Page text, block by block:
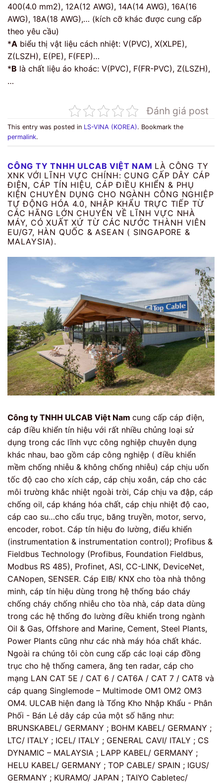
400(4.0 mm2), 12A(12 AWG), 14A(14 AWG), 16A(16
AWG), 18A(18 AWG),… (kích cỡ khác được cung cấp
theo yêu cầu)
*A biểu thị vật liệu cách nhiệt: V(PVC), X(XLPE),
Z(LSZH), E(PE), F(FEP)…
*B là chất liệu áo khoác: V(PVC), F(FR-PVC), Z(LSZH),
…
Đánh giá post
This entry was posted in LS-VINA (KOREA). Bookmark the
permalink.
CÔNG TY TNHH ULCAB VIỆT NAM LÀ CÔNG TY
XNK VỚI LĨNH VỰC CHÍNH: CUNG CẤP DÂY CÁP
ĐIỆN, CÁP TÍN HIỆU, CÁP ĐIỀU KHIỂN & PHỤ
KIỆN CHUYÊN DỤNG CHO NGÀNH CÔNG NGHIỆP
TỰ ĐỘNG HÓA 4.0, NHẬP KHẨU TRỰC TIẾP TỪ
CÁC HÃNG LỚN CHUYÊN VỀ LĨNH VỰC NHÀ
MÁY, CÓ XUẤT XỨ TỪ CÁC NƯỚC THÀNH VIÊN
EU/G7, HÀN QUỐC & ASEAN ( SINGAPORE &
MALAYSIA).
Công ty TNHH ULCAB Việt Nam cung cấp cáp điện,
cáp điều khiển tín hiệu với rất nhiều chủng loại sử
dụng trong các lĩnh vực công nghiệp chuyên dụng
khác nhau, bao gồm cáp công nghiệp ( điều khiển
mềm chống nhiễu & không chống nhiễu) cáp chịu uốn
tốc độ cao cho xích cáp, cáp chịu xoắn, cáp cho các
môi trường khắc nhiệt ngoài trời, Cáp chịu va đập, cáp
chống oil, cáp kháng hóa chất, cáp chịu nhiệt độ cao,
cáp cao su…cho cẩu trục, băng truyền, motor, servo,
encoder, robot. Cáp tín hiệu đo lường, điểu khiển
(instrumentation & instrumentation control); Profibus &
Fieldbus Technology (Profibus, Foundation Fieldbus,
Modbus RS 485), Profinet, ASI, CC-LINK, DeviceNet,
CANopen, SENSER. Cáp EIB/ KNX cho tòa nhà thông
minh, cáp tín hiệu dùng trong hệ thống báo cháy
chống cháy chống nhiễu cho tòa nhà, cáp data dùng
trong các hệ thống đo lường điều khiển trong ngành
Oil & Gas, Offshore and Marine, Cement, Steel Plants,
Power Plants cũng như các nhà máy hóa chất khác.
Ngoài ra chúng tôi còn cung cấp các loại cáp đồng
trục cho hệ thống camera, ăng ten radar, cáp cho
mạng LAN CAT 5E / CAT 6 / CAT6A / CAT 7 / CAT8 và
cáp quang Singlemode – Multimode OM1 OM2 OM3
OM4. ULCAB hiện đang là Tổng Kho Nhập Khẩu - Phân
Phối - Bán Lẻ dây cáp của một số hãng như:
BRUNSKABEL/ GERMANY ; BOHM KABEL/ GERMANY ;
LTC/ ITALY ; ICEL/ ITALY ; GENERAL CAVI/ ITALY ; CS
DYNAMIC – MALAYSIA ; LAPP KABEL/ GERMANY ;
HELU KABEL/ GERMANY ; TOP CABLE/ SPAIN ; IGUS/
GERMANY ; KURAMO/ JAPAN ; TAIYO Cabletec/